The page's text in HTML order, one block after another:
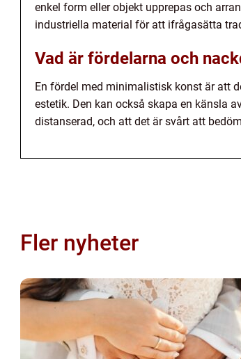
enkel form eller objekt upprepas och
industriella material för att ifrågasätta
Vad är fördelarna och
En fördel med minimalistisk konst är att
estetik. Den kan också skapa en känsla
distanserad, och att det är svårt att
Fler nyheter